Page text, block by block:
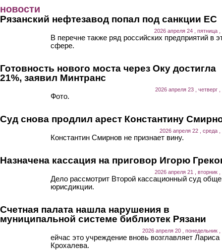
новости
Рязанский нефтезавод попал под санкции ЕС
2026 апреля 24 , пятница ,
В перечне также ряд российских предприятий в
сфере.
Готовность нового моста через Оку достигла
21%, заявил Минтранс
2026 апреля 23 , четверг ,
Фото.
Суд снова продлил арест Константину
2026 апреля 22 , среда ,
Константин Смирнов не признает вину.
Назначена кассация на приговор Игорю
2026 апреля 21 , вторник ,
Дело рассмотрит Второй кассационный суд
юрисдикции.
Счетная палата нашла нарушения в
муниципальной системе библиотек Рязани
2026 апреля 20 , понедельник ,
ейчас это учреждение вновь возглавляет Лариса
Крохалева.